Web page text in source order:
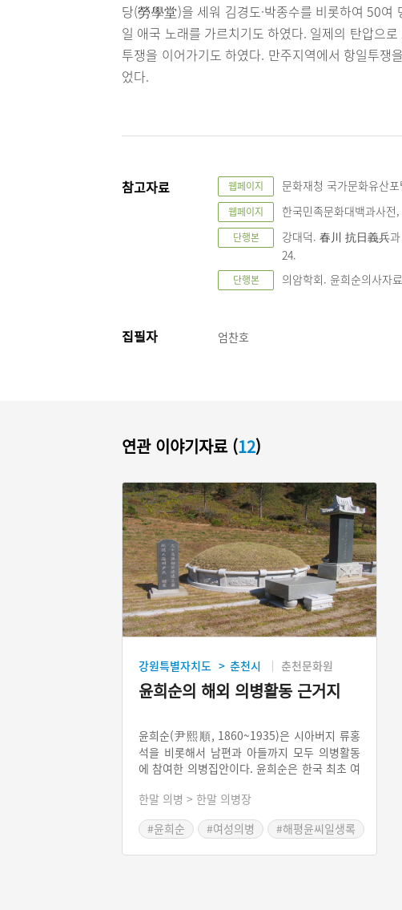
당(勞學堂)을 세워 김경도·박종수를 비롯하여 50
일 애국 노래를 가르치기도 하였다. 일제의 탄압으
투쟁을 이어가기도 하였다. 만주지역에서 항일투
었다.
참고자료 웹페이지 문화재청 국가문화유산
웹페이지 한국민족문화대백과사
단행본
강대덕. 春川 抗日義兵
24.
단행본 의암학회. 윤희순의사자
집필자 엄찬호
연관 이야기자료 (12)
강원특별자치도 > 춘천시 춘천문화원
윤희순의 해외 의병활동 근거지
윤희순(尹熙順, 1860~1935)은 시아버지 류홍
석을 비롯해서 남편과 아들까지 모두 의병활동
에 참여한 의병집안이다. 윤희순은 한국 최초 여
그가 처음 의병활동을 한 것은 춘천시 남면 가정
리에서이다. 이후 1910년 나라가 망하자 1911
년 가족을 이끌고 중국으로 가서 구국활동을 펼
한말 의병 > 한말 의병장
#윤희순
#여성의병
#해평윤씨일생록